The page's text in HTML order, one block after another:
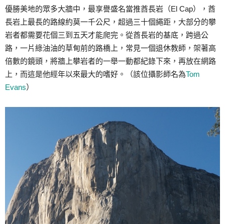
優勝美地的眾多大牆中，最享譽盛名當推酋長岩（El Cap），酋
長岩上最長的路線約莫一千公尺，超過三十個繩距，大部分的攀
岩者都需要花個三到五天才能爬完。從酋長岩的基底，跨過公
路，一片綠油油的草甸前的路橋上，常見一個退休教師，架著高
倍數的鏡頭，將牆上攀岩者的一舉一動都紀錄下來，再放在網路
上，而這是他經年以來最大的嗜好。（該位攝影師名為Tom
Evans）